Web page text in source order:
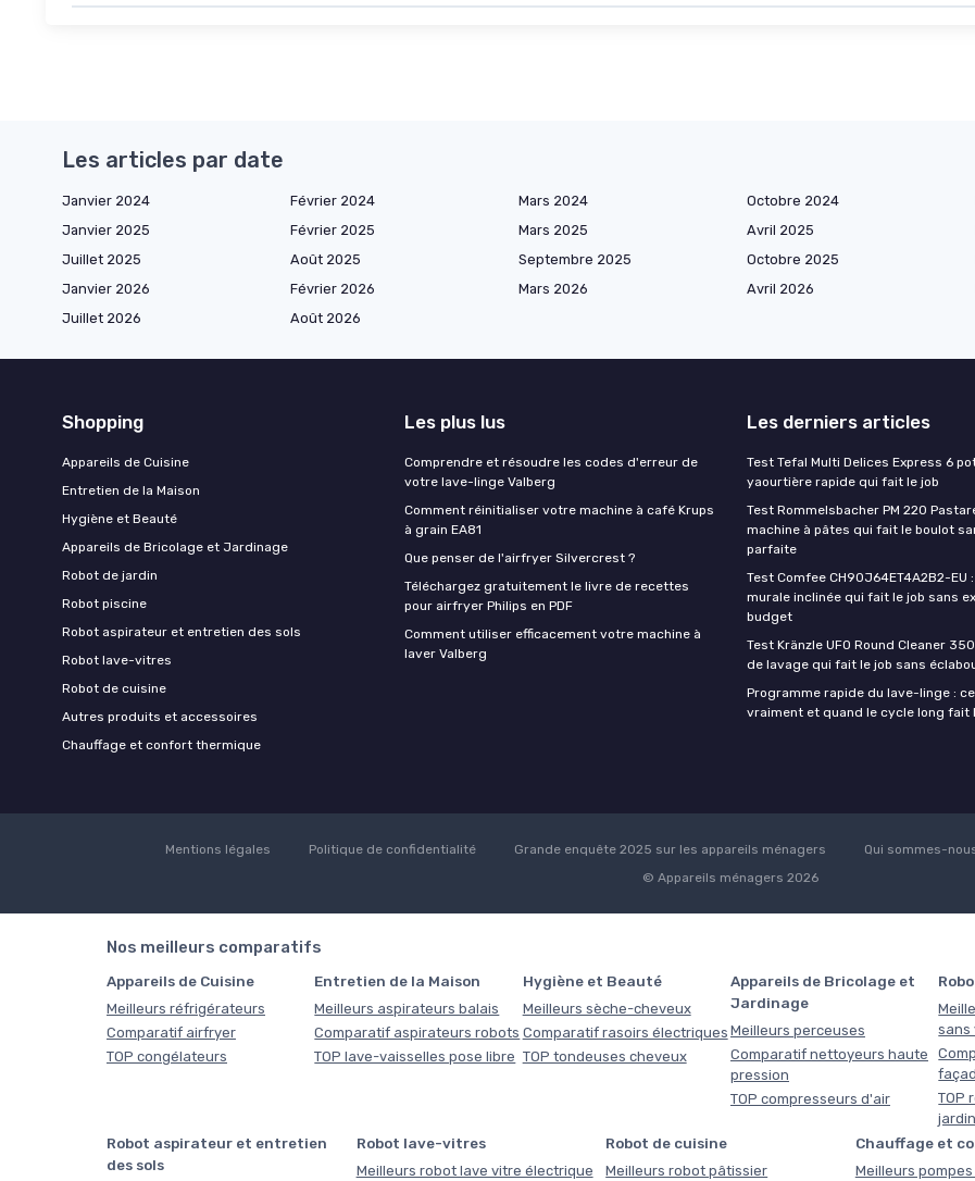
Les articles par date
Janvier 2024 Février 2024 Mars 2024 Octobre 2024
Janvier 2025
Février 2025 Mars 2025 Avril 2025
Juillet 2025
Août 2025 Septembre 2025 Octobre 2025
Janvier 2026
Février 2026 Mars 2026 Avril 2026
Juillet 2026
Août 2026
Shopping
Appareils de Cuisine
Entretien de la Maison
Hygiène et Beauté
Appareils de Bricolage et Jardinage
Robot de jardin
Robot piscine
Robot aspirateur et entretien des sols
Robot lave-vitres
Robot de cuisine
Autres produits et accessoires
Chauffage et confort thermique
Les plus lus
Comprendre et résoudre les codes d'erreur de
votre lave-linge Valberg
Comment réinitialiser votre machine à café Krups
à grain EA81
Que penser de l'airfryer Silvercrest ?
Téléchargez gratuitement le livre de recettes
pour airfryer Philips en PDF
Comment utiliser efficacement votre machine à
laver Valberg
Les derniers articles
Test Tefal Multi Delices Express 6
yaourtière rapide qui fait le job
Test Rommelsbacher PM 220
machine à pâtes qui fait le boulot
parfaite
Test Comfee CH90J64ET4A2B2-EU
murale inclinée qui fait le job sans
budget
Test Kränzle UFO Round Cleaner
de lavage qui fait le job sans
Programme rapide du lave-linge :
vraiment et quand le cycle long fait
Mentions légales Politique de confidentialité Grande enquête 2025 sur les appareils ménagers Qui sommes-
© Appareils ménagers 2026
Nos meilleurs comparatifs
Appareils de Cuisine
Meilleurs réfrigérateurs
Comparatif airfryer
TOP congélateurs
Entretien de la Maison
Meilleurs aspirateurs balais
Comparatif aspirateurs robots
TOP lave-vaisselles pose libre
Hygiène et Beauté
Meilleurs sèche-cheveux
Comparatif rasoirs électriques
TOP tondeuses cheveux
Appareils de Bricolage et
Jardinage
Meilleurs perceuses
Comparatif nettoyeurs haute
pression
TOP compresseurs d'air
sans
TOP
jardin
Robot aspirateur et entretien
des sols
Robot lave-vitres
Meilleurs robot lave vitre électrique
Robot de cuisine
Meilleurs robot pâtissier
Chauffage et
Meilleurs